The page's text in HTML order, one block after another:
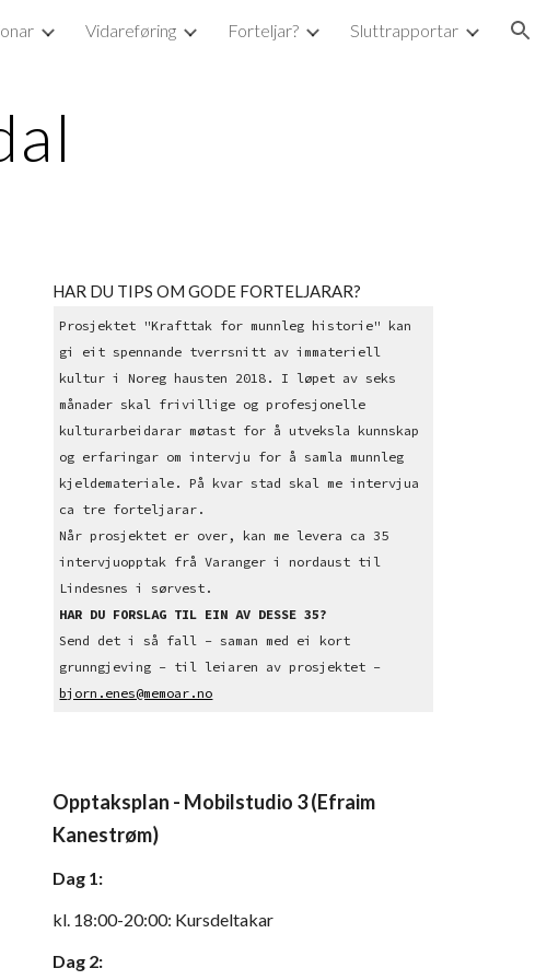
Vidareføring Forteljar? Sluttrapportar
HAR DU TIPS OM GODE FORTELJARAR?
Prosjektet "Krafttak for munnleg historie" kan
gi eit spennande tverrsnitt av immateriell
kultur i Noreg hausten 2018. I løpet av seks
månader skal frivillige og profesjonelle
kulturarbeidarar møtast for å utveksla kunnskap
og erfaringar om intervju for å samla munnleg
kjeldemateriale. På kvar stad skal me intervjua
ca tre forteljarar.
Når prosjektet er over, kan me levera ca 35
intervjuopptak frå Varanger i nordaust til
Lindesnes i sørvest.
HAR DU FORSLAG TIL EIN AV DESSE 35?
Send det i så fall - saman med ei kort
grunngjeving - til leiaren av prosjektet -
bjorn.enes@memoar.no
Opptaksplan - Mobilstudio 3 (Efraim
Kanestrøm)
Dag 1:
kl. 18:00-20:00: Kursdeltakar
Dag 2: